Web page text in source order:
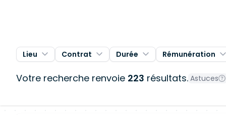
Lieu Contrat Durée Rémunération
Votre recherche renvoie 223 résultats. Astuces